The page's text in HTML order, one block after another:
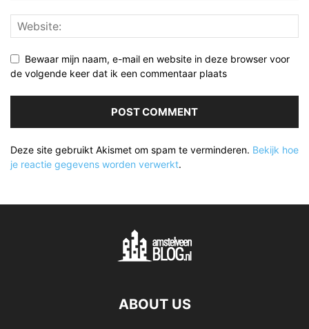
Bewaar mijn naam, e-mail en website in deze browser voor
de volgende keer dat ik een commentaar plaats
Deze site gebruikt Akismet om spam te verminderen. Bekijk hoe
je reactie gegevens worden verwerkt.
ABOUT US